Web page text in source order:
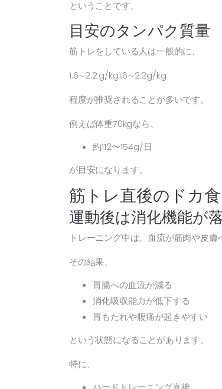
ということです。
目安のタンパク質量
筋トレをしている人は一般的に、
1.6∼2.2 g/kg1.6∼2.2g/kg
程度が推奨されることが多いです。
例えば体重70kgなら、
約112〜154g/日
が目安になります。
筋トレ直後のドカ
運動後は消化機能が
トレーニング中は、血流が筋肉や皮膚
その結果、
胃腸への血流が減る
消化吸収能力が低下する
胃もたれや腹痛が起きやすい
という状態になることがあります。
特に、